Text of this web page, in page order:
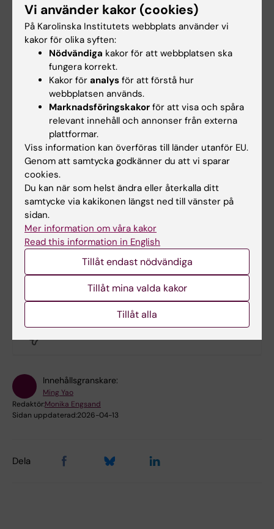
Kursanalys samt kursvärdering
Kontaktuppgifter
Ming Yao
Kursansvarig och examinator
E-post:
ming.yao@ki.se
Monika Engsand
Kursadministratör
E-post:
monika.engsand@ki.se
Hade du nytta av informationen på denna sida?
Innehållsgranskare:
Ming Yao
Redaktör:Monika Engsand
Sidan uppdaterad:2026-04-13
Dela
Vi använder kakor (cookies)
På Karolinska Institutets webbplats använder vi
kakor för olika syften:
Nödvändiga kakor för att webbplatsen ska
fungera korrekt.
Kakor för analys för att förstå hur
webbplatsen används.
Marknadsföringskakor för att visa och spåra
relevant innehåll och annonser från externa
plattformar.
Viss information kan överföras till länder utanför EU.
Genom att samtycka godkänner du att vi sparar
cookies.
Du kan när som helst ändra eller återkalla ditt
samtycke via kakikonen längst ned till vänster på
sidan.
Mer information om våra kakor
Read this information in English
Tillåt endast nödvändiga
Tillåt mina valda kakor
Tillåt alla